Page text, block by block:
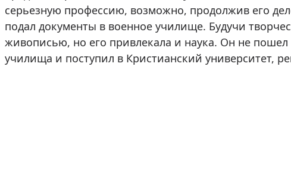
серьезную профессию, возможно, продолжив его
подал документы в военное училище. Будучи
живописью, но его привлекала и наука. Он не пошел
училища и поступил в Кристианский университет,